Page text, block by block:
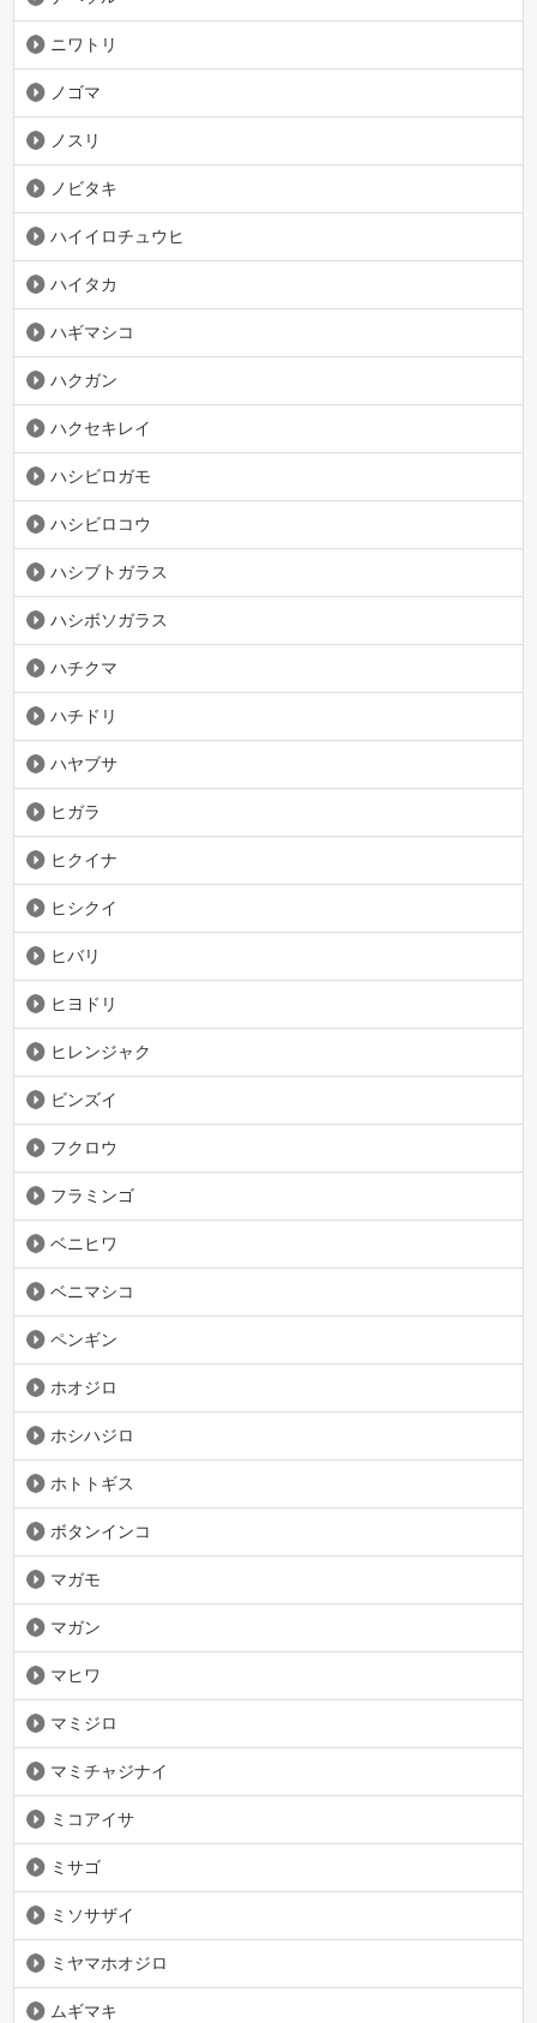
ニワトリ
ノゴマ
ノスリ
ノビタキ
ハイイロチュウヒ
ハイタカ
ハギマシコ
ハクガン
ハクセキレイ
ハシビロガモ
ハシビロコウ
ハシブトガラス
ハシボソガラス
ハチクマ
ハチドリ
ハヤブサ
ヒガラ
ヒクイナ
ヒシクイ
ヒバリ
ヒヨドリ
ヒレンジャク
ビンズイ
フクロウ
フラミンゴ
ベニヒワ
ベニマシコ
ペンギン
ホオジロ
ホシハジロ
ホトトギス
ボタンインコ
マガモ
マガン
マヒワ
マミジロ
マミチャジナイ
ミコアイサ
ミサゴ
ミソサザイ
ミヤマホオジロ
ムギマキ